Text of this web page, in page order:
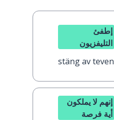
إطفئ
التليفزيون
stäng av teven
إنهم لا يملكون
أية فرصة